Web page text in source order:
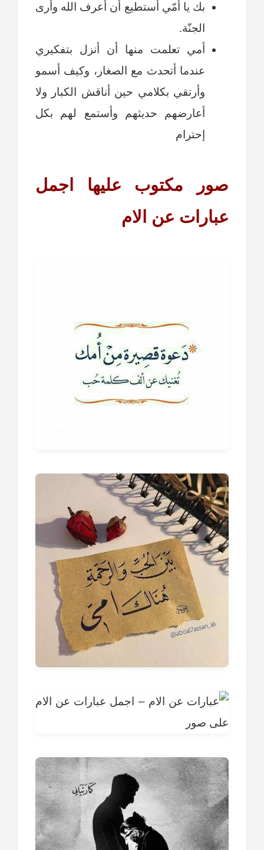
بك يا أمّي أستطيع أن أعرف الله وأرى
الجنّة.
أمي تعلمت منها أن أنزل بتفكيري
عندما أتحدث مع الصغار، وكيف أسمو
وأرتقي بكلامي حين أناقش الكبار ولا
أعارضهم حديثهم وأستمع لهم بكل
إحترام
صور مكتوب عليها اجمل
عبارات عن الام